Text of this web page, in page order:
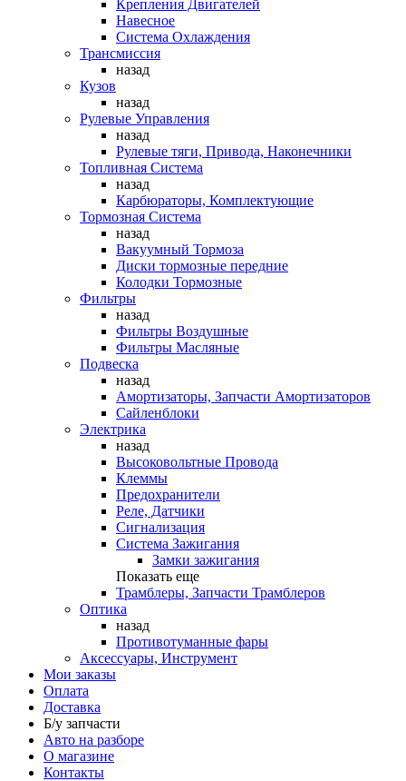
Крепления Двигателей
Навесное
Система Охлаждения
Трансмиссия
назад
Кузов
назад
Рулевые Управления
назад
Рулевые тяги, Привода, Наконечники
Топливная Система
назад
Карбюраторы, Комплектующие
Тормозная Система
назад
Вакуумный Тормоза
Диски тормозные передние
Колодки Тормозные
Фильтры
назад
Фильтры Воздушные
Фильтры Масляные
Подвеска
назад
Амортизаторы, Запчасти Амортизаторов
Сайленблоки
Электрика
назад
Высоковольтные Провода
Клеммы
Предохранители
Реле, Датчики
Сигнализация
Система Зажигания
Замки зажигания
Показать еще
Трамблеры, Запчасти Трамблеров
Оптика
назад
Противотуманные фары
Аксессуары, Инструмент
Мои заказы
Оплата
Доставка
Б/у запчасти
Авто на разборе
О магазине
Контакты